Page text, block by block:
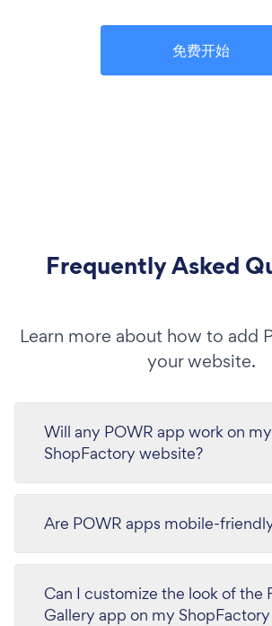
免费开始
Frequently Asked
Learn more about how to add
your website.
Will any POWR app work on my
ShopFactory website?
Are POWR apps mobile-
Can I customize the look of the
Gallery app on my